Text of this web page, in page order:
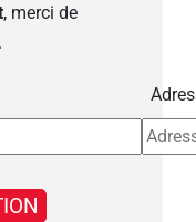
, merci de